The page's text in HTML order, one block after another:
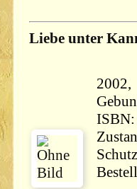
Liebe unter
2002,